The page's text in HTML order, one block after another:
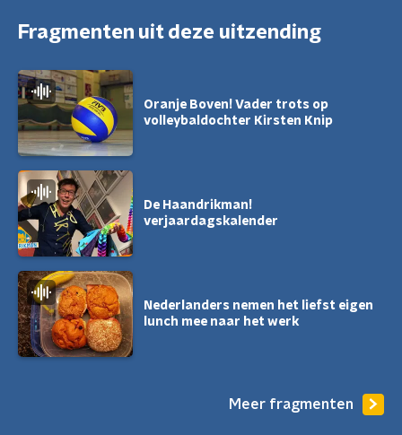
Fragmenten uit deze uitzending
Oranje Boven! Vader trots op
volleybaldochter Kirsten Knip
De Haandrikman!
verjaardagskalender
Nederlanders nemen het liefst eigen
lunch mee naar het werk
Meer fragmenten